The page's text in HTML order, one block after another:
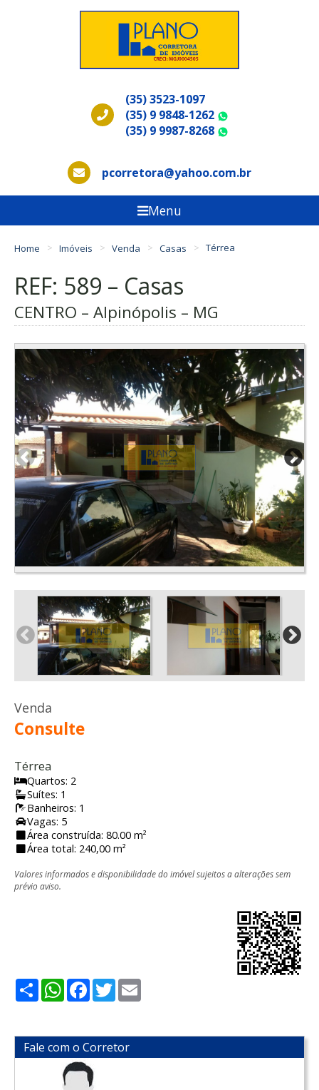
(35) 3523-1097
(35) 9 9848-1262
(35) 9 9987-8268
pcorretora@yahoo.com.br
Menu
Home Imóveis Venda Casas Térrea
REF: 589 – Casas
CENTRO – Alpinópolis – MG
Venda
Consulte
Térrea
Quartos: 2
Suítes: 1
Banheiros: 1
Vagas: 5
Área construída: 80.00 m²
Área total: 240,00 m²
Valores informados e disponibilidade do imóvel sujeitos a alterações sem
prévio aviso.
ShareWhatsApp
Facebook
Twitter
Fale com o Corretor